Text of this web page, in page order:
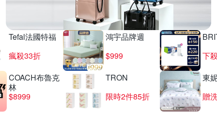
Tefal法國特福
瘋殺33折
鴻宇品牌週
$999
下
COACH布魯克
林
$8999
TRON
限時2件85折
東
贈